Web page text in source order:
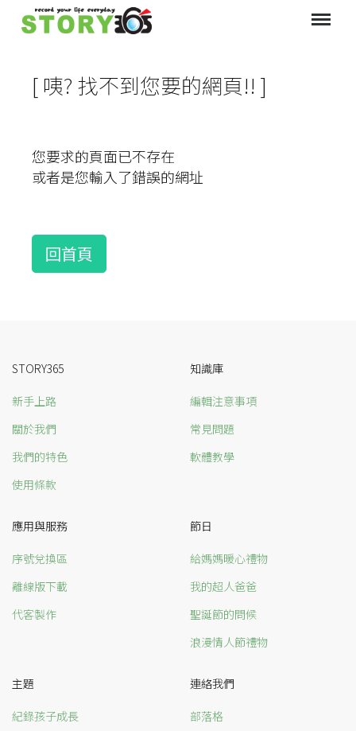
[ 咦? 找不到您要的網頁!! ]
您要求的頁面已不存在
或者是您輸入了錯誤的網址
回首頁
STORY365
新手上路
關於我們
我們的特色
使用條款
知識庫
編輯注意事項
常見問題
軟體教學
應用與服務
序號兌換區
離線版下載
代客製作
節日
給媽媽暖心禮物
我的超人爸爸
聖誕節的問候
浪漫情人節禮物
主題
紀錄孩子成長
連絡我們
部落格